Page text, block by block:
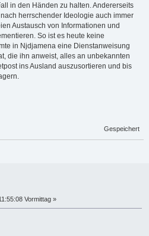
in den Händen zu halten. Andererseits
herrschender Ideologie auch immer
Austausch von Informationen und
So ist es heute keine
in Njdjamena eine Dienstanweisung
die ihn anweist, alles an unbekannten
ins Ausland auszusortieren und bis
Gespeichert
Vormittag »